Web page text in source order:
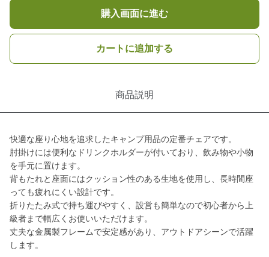
購入画面に進む
カートに追加する
商品説明
快適な座り心地を追求したキャンプ用品の定番チェアです。
肘掛けには便利なドリンクホルダーが付いており、飲み物や小物
を手元に置けます。
背もたれと座面にはクッション性のある生地を使用し、長時間座
っても疲れにくい設計です。
折りたたみ式で持ち運びやすく、設営も簡単なので初心者から上
級者まで幅広くお使いいただけます。
丈夫な金属製フレームで安定感があり、アウトドアシーンで活躍
します。